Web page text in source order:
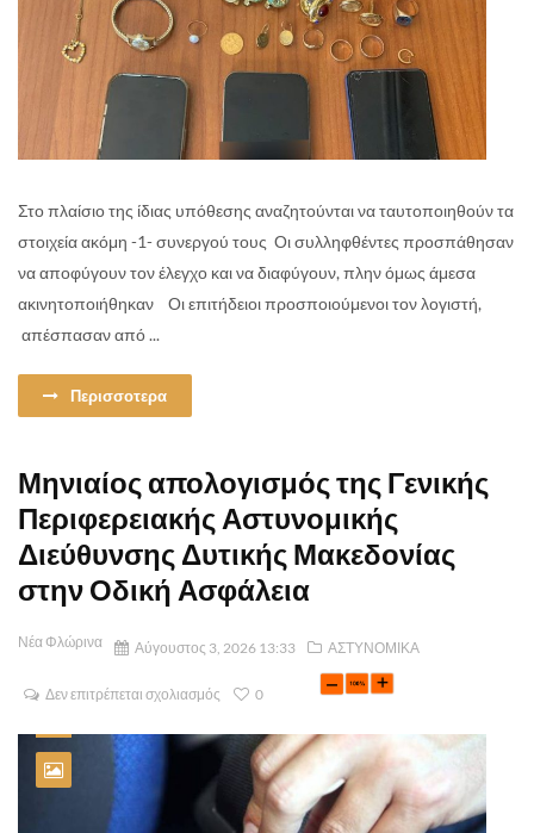
Στο πλαίσιο της ίδιας υπόθεσης αναζητούνται να ταυτοποιηθούν τα
στοιχεία ακόμη -1- συνεργού τους Οι συλληφθέντες προσπάθησαν
να αποφύγουν τον έλεγχο και να διαφύγουν, πλην όμως άμεσα
ακινητοποιήθηκαν Οι επιτήδειοι προσποιούμενοι τον λογιστή,
απέσπασαν από ...
Περισσοτερα
Μηνιαίος απολογισμός της Γενικής
Περιφερειακής Αστυνομικής
Διεύθυνσης Δυτικής Μακεδονίας
στην Οδική Ασφάλεια
Νέα Φλώρινα Αύγουστος 3, 2026 13:33 ΑΣΤΥΝΟΜΙΚΑ
Δεν επιτρέπεται σχολιασμός 0